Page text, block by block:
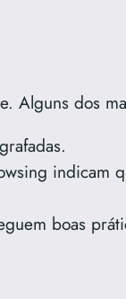
Alguns dos
indicam
boas